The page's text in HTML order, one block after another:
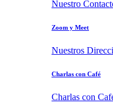
Nuestro
Zoom y Meet
Nuestros
Charlas con Café
Charlas con